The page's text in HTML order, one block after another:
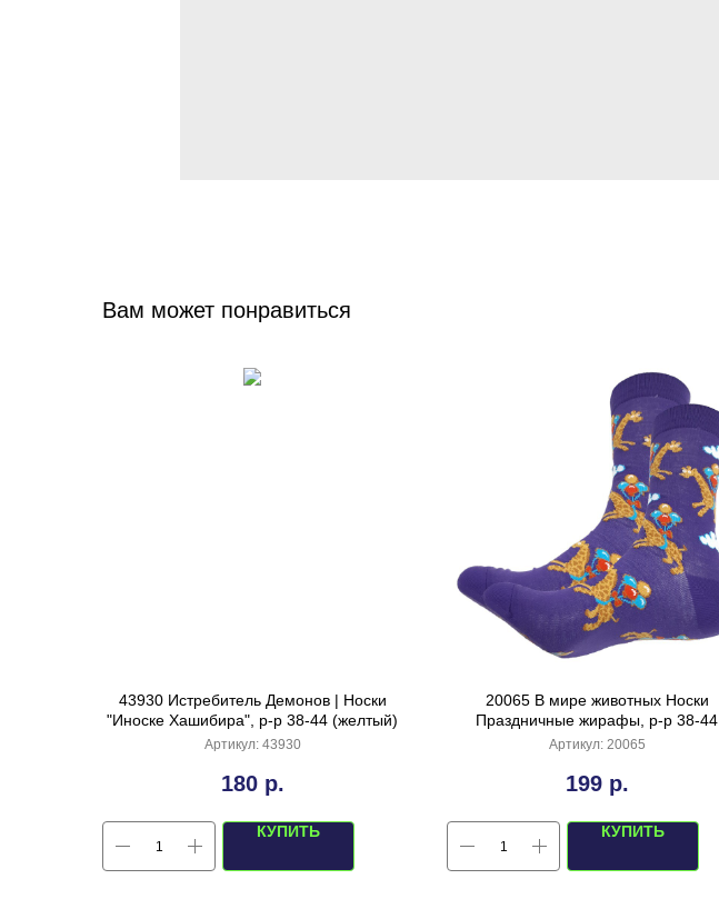
Вам может понравиться
43930 Истребитель Демонов | Носки
"Иноске Хашибира", р-р 38-44 (желтый)
Артикул: 43930
180 р.
КУПИТЬ
20065 В мире животных Носки
Праздничные жирафы, р-р 38-44
(лавандовый)
Артикул: 20065
199 р.
КУПИТЬ